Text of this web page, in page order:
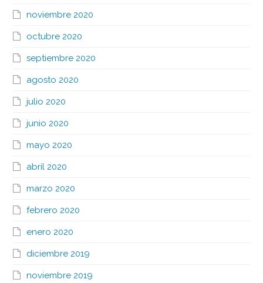
noviembre 2020
octubre 2020
septiembre 2020
agosto 2020
julio 2020
junio 2020
mayo 2020
abril 2020
marzo 2020
febrero 2020
enero 2020
diciembre 2019
noviembre 2019